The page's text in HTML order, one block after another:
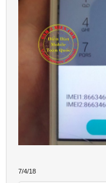
7/4/18